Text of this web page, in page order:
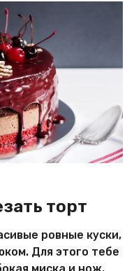
торт
ровные куски,
Для этого тебе